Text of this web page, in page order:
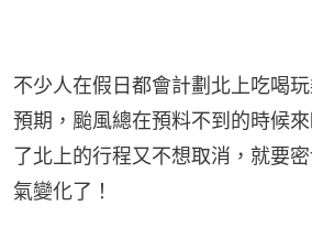
不少人在假日都會計劃北上吃喝
預期，颱風總在預料不到的時候
了北上的行程又不想取消，就要
氣變化了！